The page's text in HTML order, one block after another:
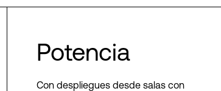
Potencia
Con despliegues desde salas con